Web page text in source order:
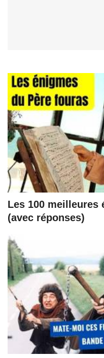
Les 100 meilleures
(avec réponses)